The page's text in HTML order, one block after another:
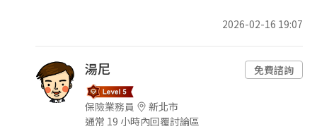
2026-02-16 19:07
湯尼
保險業務員
新北市
通常 19 小時內回覆討論區
免費諮詢